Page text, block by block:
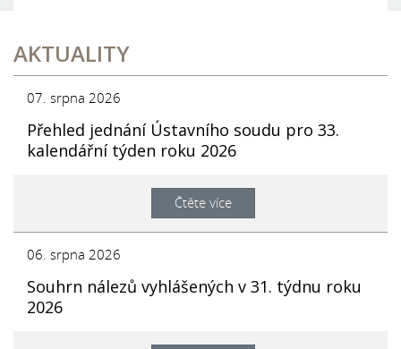
AKTUALITY
07. srpna 2026
Přehled jednání Ústavního soudu pro 33.
kalendářní týden roku 2026
Čtěte více
06. srpna 2026
Souhrn nálezů vyhlášených v 31. týdnu roku
2026